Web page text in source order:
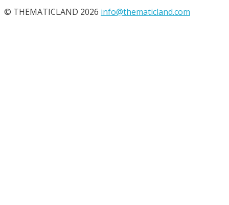
© THEMATICLAND 2026 info@thematicland.com